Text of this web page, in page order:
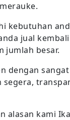
kebutuhan
jual
jumlah besar.
dengan
alasan kami